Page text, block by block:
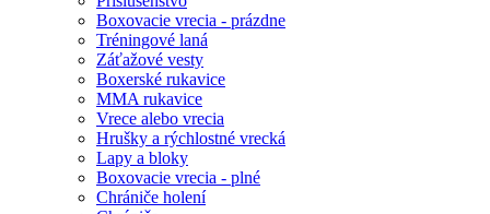
Boxovacie vrecia - prázdne
Tréningové laná
Záťažové vesty
Boxerské rukavice
MMA rukavice
Vrece alebo vrecia
Hrušky a rýchlostné vrecká
Lapy a bloky
Boxovacie vrecia - plné
Chrániče holení